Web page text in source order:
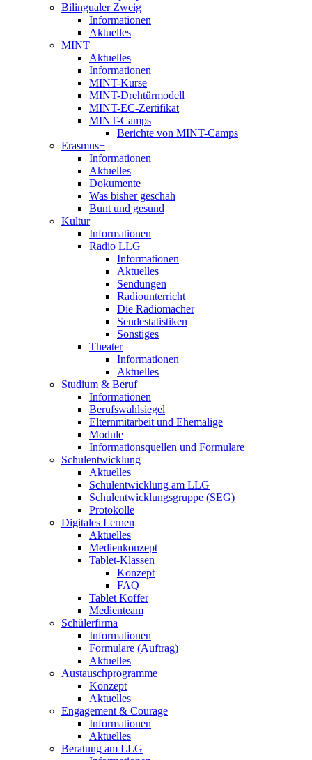
Bilingualer Zweig
Informationen
Aktuelles
MINT
Aktuelles
Informationen
MINT-Kurse
MINT-Drehtürmodell
MINT-EC-Zertifikat
MINT-Camps
Berichte von MINT-Camps
Erasmus+
Informationen
Aktuelles
Dokumente
Was bisher geschah
Bunt und gesund
Kultur
Informationen
Radio LLG
Informationen
Aktuelles
Sendungen
Radiounterricht
Die Radiomacher
Sendestatistiken
Sonstiges
Theater
Informationen
Aktuelles
Studium & Beruf
Informationen
Berufswahlsiegel
Elternmitarbeit und Ehemalige
Module
Informationsquellen und Formulare
Schulentwicklung
Aktuelles
Schulentwicklung am LLG
Schulentwicklungsgruppe (SEG)
Protokolle
Digitales Lernen
Aktuelles
Medienkonzept
Tablet-Klassen
Konzept
FAQ
Tablet Koffer
Medienteam
Schülerfirma
Informationen
Formulare (Auftrag)
Aktuelles
Austauschprogramme
Konzept
Aktuelles
Engagement & Courage
Informationen
Aktuelles
Beratung am LLG